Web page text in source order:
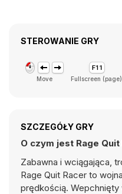
STEROWANIE GRY
Move Fullscreen (page)
SZCZEGÓŁY GRY
O czym jest Rage Quit
Zabawna i wciągająca,
Rage Quit Racer to
prędkością. Wepchnięty